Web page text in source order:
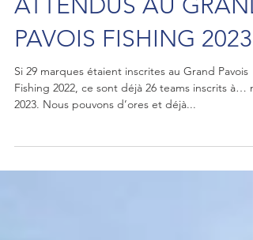
INSCRITES À FIN MAI,
PLUS DE 30 BATEAUX
ATTENDUS AU GRAND
PAVOIS FISHING 2023
Si 29 marques étaient inscrites au Grand Pavois